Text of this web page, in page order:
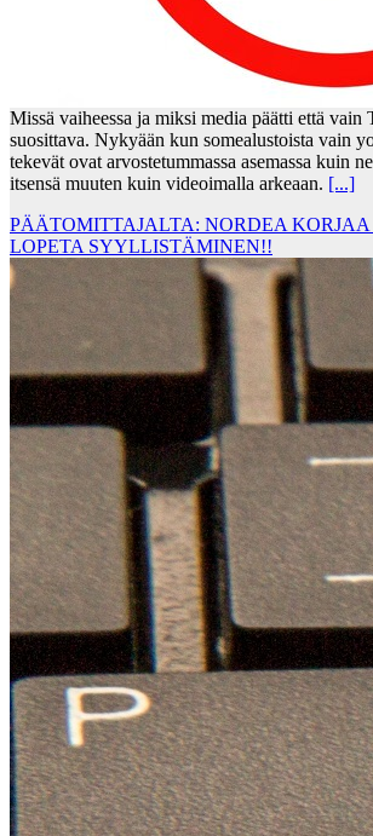
Missä vaiheessa ja miksi media päätti että vain
suosittava. Nykyään kun somealustoista vain
tekevät ovat arvostetummassa asemassa kuin
itsensä muuten kuin videoimalla arkeaan. [...]
PÄÄTOMITTAJALTA: NORDEA
LOPETA SYYLLISTÄMINEN!!